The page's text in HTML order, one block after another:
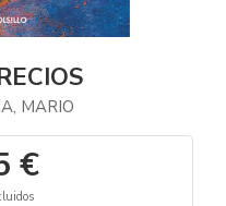
MARIO
€